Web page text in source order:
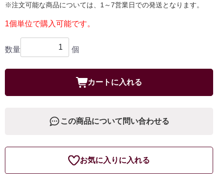
※注文可能な商品については、1～7営業日での発送となります。
1個単位で購入可能です。
数量 個
カートに入れる
この商品について問い合わせる
お気に入りに入れる